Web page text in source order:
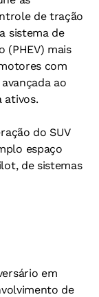
de tração
sistema de
(PHEV) mais
com
ao
ativos.
do SUV
espaço
de sistemas
em
de